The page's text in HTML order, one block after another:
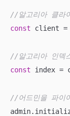
//알고리아 클라
const client =
//알고리아 인덱
const index =
//어드민을 파이